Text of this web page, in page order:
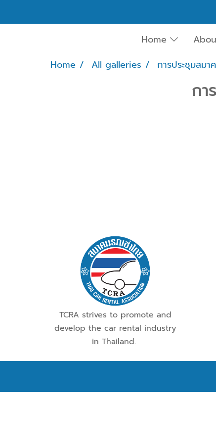
Home
Home
All galleries การประชุมสมา
กา
TCRA strives to promote and
develop the car rental industry
in Thailand.